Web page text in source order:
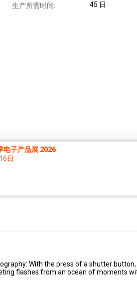
生产所需时间: 45 日
电子产品展 2026
日
With the press of a shutter
flashes from an ocean of moments